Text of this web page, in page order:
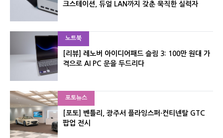
크스테이션, 듀얼 LAN까지 갖춘 묵직한 실력자
노트북
[리뷰] 레노버 아이디어패드 슬림 3: 100만 원대 가
격으로 AI PC 문을 두드리다
포토뉴스
[포토] 벤틀리, 광주서 플라잉스퍼·컨티넨탈 GTC
팝업 전시